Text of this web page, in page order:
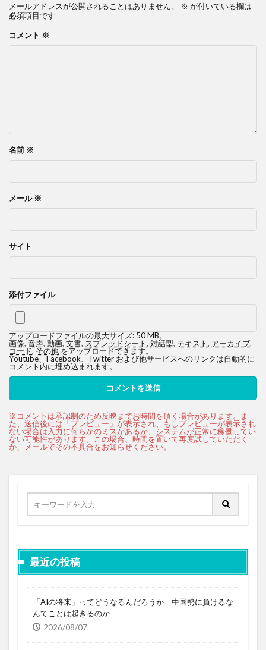
メールアドレスが公開されることはありません。 ※ が付いている欄は
必須項目です
コメント ※
名前 ※
メール ※
サイト
添付ファイル
アップロードファイルの最大サイズ: 50 MB。
画像, 音声, 動画, 文書, スプレッドシート, 対話型, テキスト, アーカイブ,
コード,その他をアップロードできます。
Youtube、Facebook、Twitter および他サービスへのリンクは自動的に
コメント内に埋め込まれます。
最近の投稿
「AIの将来」ってどうなるんだろうか 中国勢に負けるな
んてことは起きるのか
2026/08/07